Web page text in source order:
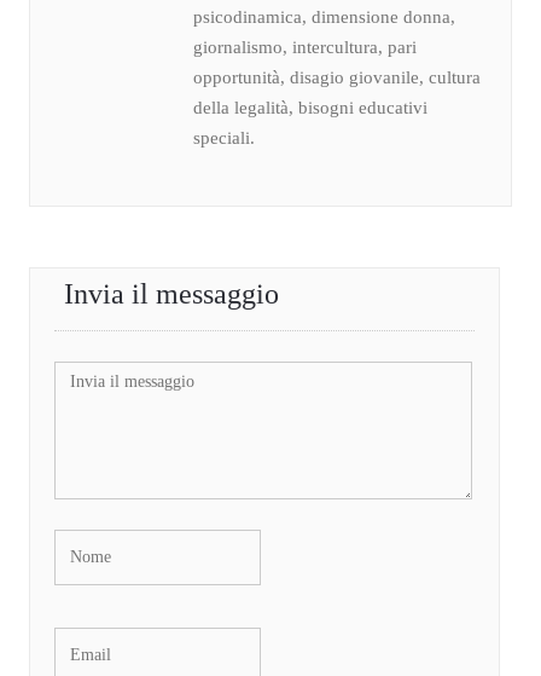
psicodinamica, dimensione donna,
giornalismo, intercultura, pari
opportunità, disagio giovanile, cultura
della legalità, bisogni educativi
speciali.
Invia il messaggio